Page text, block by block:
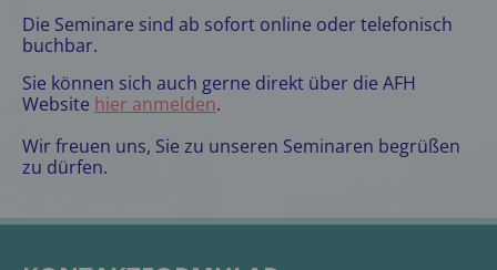
Die Seminare sind ab sofort online oder telefonisch
buchbar.
Sie können sich auch gerne direkt über die AFH
Website hier anmelden.
Wir freuen uns, Sie zu unseren Seminaren begrüßen
zu dürfen.